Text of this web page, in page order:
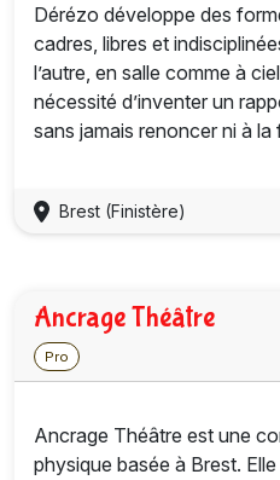
Dérézo développe des
cadres, libres et
l’autre, en salle comme à
nécessité d’inventer un
sans jamais renoncer ni à la
Brest (Finistère)
Ancrage Théâtre
Pro
Ancrage Théâtre est une
physique basée à Brest.